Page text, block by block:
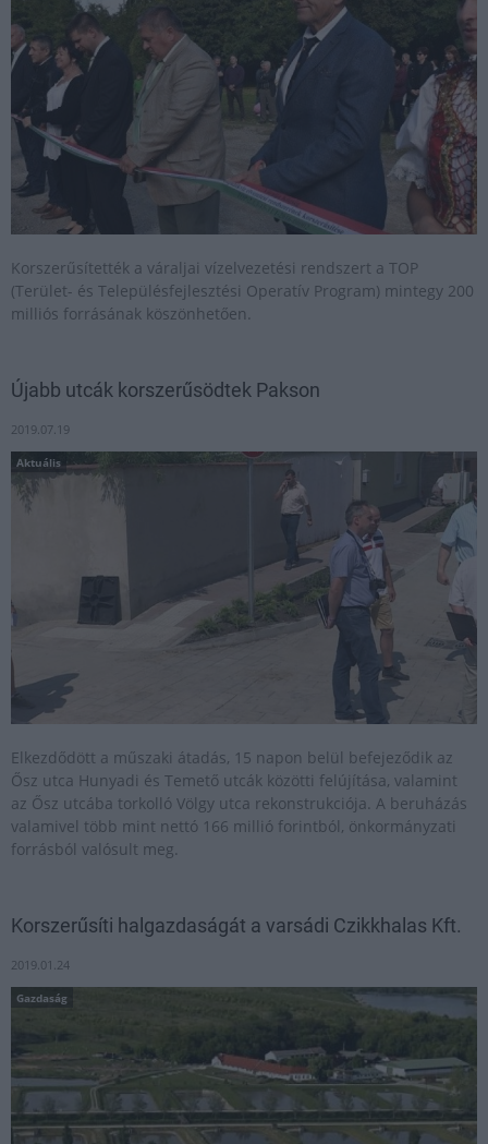
Korszerűsítették a váraljai vízelvezetési rendszert a TOP
(Terület- és Településfejlesztési Operatív Program) mintegy 200
milliós forrásának köszönhetően.
Újabb utcák korszerűsödtek Pakson
2019.07.19
Aktuális
Elkezdődött a műszaki átadás, 15 napon belül befejeződik az
Ősz utca Hunyadi és Temető utcák közötti felújítása, valamint
az Ősz utcába torkolló Völgy utca rekonstrukciója. A beruházás
valamivel több mint nettó 166 millió forintból, önkormányzati
forrásból valósult meg.
Korszerűsíti halgazdaságát a varsádi Czikkhalas Kft.
2019.01.24
Gazdaság